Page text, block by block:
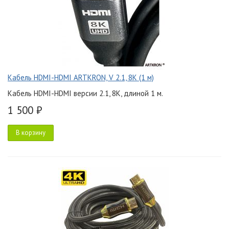
Кабель HDMI-HDMI ARTKRON, V 2.1, 8K (1 м)
Кабель HDMI-HDMI версии 2.1, 8K, длиной 1 м.
1 500 ₽
В корзину